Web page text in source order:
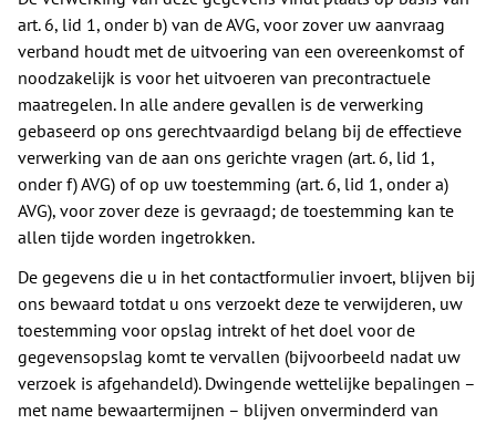
art. 6, lid 1, onder b) van de AVG, voor zover uw aanvraag
verband houdt met de uitvoering van een overeenkomst of
noodzakelijk is voor het uitvoeren van precontractuele
maatregelen. In alle andere gevallen is de verwerking
gebaseerd op ons gerechtvaardigd belang bij de effectieve
verwerking van de aan ons gerichte vragen (art. 6, lid 1,
onder f) AVG) of op uw toestemming (art. 6, lid 1, onder a)
AVG), voor zover deze is gevraagd; de toestemming kan te
allen tijde worden ingetrokken.
De gegevens die u in het contactformulier invoert, blijven bij
ons bewaard totdat u ons verzoekt deze te verwijderen, uw
toestemming voor opslag intrekt of het doel voor de
gegevensopslag komt te vervallen (bijvoorbeeld nadat uw
verzoek is afgehandeld). Dwingende wettelijke bepalingen –
met name bewaartermijnen – blijven onverminderd van